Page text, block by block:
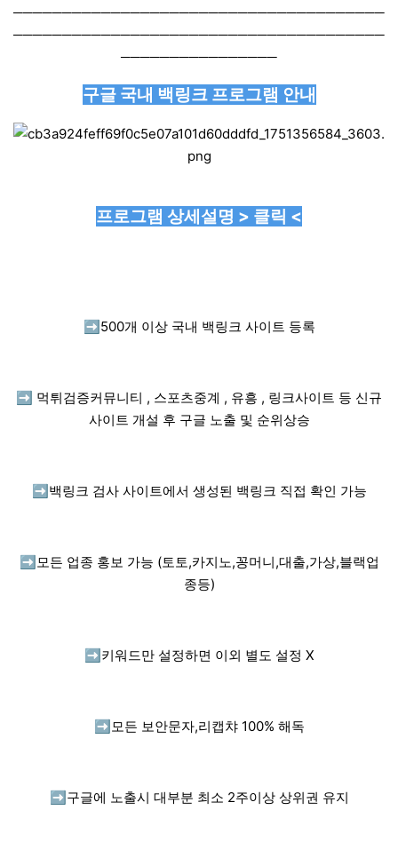
──────────────────────────────────────
──────────────────────────────────────
────────────────
구글 국내 백링크 프로그램 안내
프로그램 상세설명 > 클릭 <
➡️ 500개 이상 국내 백링크 사이트 등록
➡️ 먹튀검증커뮤니티 , 스포츠중계 , 유흥 , 링크사이트 등 신규
사이트 개설 후 구글 노출 및 순위상승
➡️ 백링크 검사 사이트에서 생성된 백링크 직접 확인 가능
➡️ 모든 업종 홍보 가능 (토토,카지노,꽁머니,대출,가상,블랙업
종등)
➡️ 키워드만 설정하면 이외 별도 설정 X
➡️ 모든 보안문자,리캡챠 100% 해독
➡️ 구글에 노출시 대부분 최소 2주이상 상위권 유지